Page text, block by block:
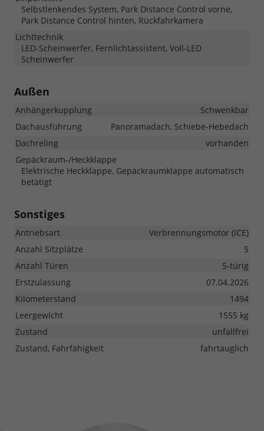
Selbstlenkendes System, Park Distance Control vorne,
Park Distance Control hinten, Rückfahrkamera
Lichttechnik
LED-Scheinwerfer, Fernlichtassistent, Voll-LED
Scheinwerfer
Außen
Anhängerkupplung
Schwenkbar
Dachausführung
Panoramadach, Schiebe-Hebedach
Dachreling
vorhanden
Gepäckraum-/Heckklappe
Elektrische Heckklappe, Gepäckraumklappe automatisch
betätigt
Sonstiges
Antriebsart
Verbrennungsmotor (ICE)
Anzahl Sitzplätze
5
Anzahl Türen
5-türig
Erstzulassung
07.04.2026
Kilometerstand
1494
Leergewicht
1555 kg
Zustand
unfallfrei
Zustand, Fahrfähigkeit
fahrtauglich